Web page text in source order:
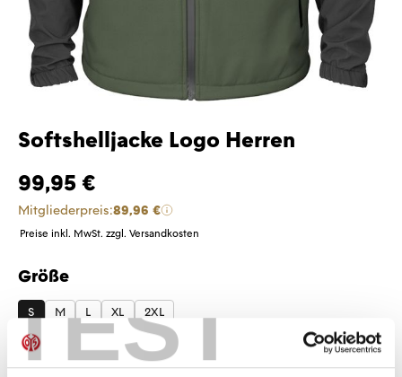
TEST
Softshelljacke Logo Herren
99,95 €
Mitgliederpreis:89,96 €
Preise inkl. MwSt. zzgl. Versandkosten
Größe
auswählen
S M L XL 2XL
Produkt Anzahl: Gib den gewünschten
Anzahl